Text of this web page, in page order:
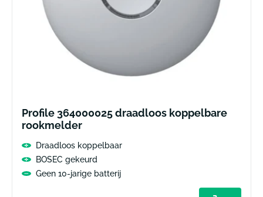
Profile 364000025 draadloos koppelbare
rookmelder
Draadloos koppelbaar
BOSEC gekeurd
Geen 10-jarige batterij